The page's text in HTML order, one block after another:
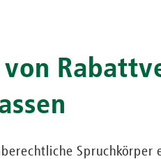
Spruchkörper